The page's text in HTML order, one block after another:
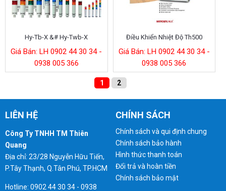
Hy-Tb-X &# Hy-Twb-X
Giá Bán: LH 0902 44 30 34 -
0938 005 366
Điều Khiển Nhiệt Độ Th500
Giá Bán: LH 0902 44 30 34 -
0938 005 366
1 2
LIÊN HỆ
Công Ty TNHH TM Thiên
Quang
Địa chỉ: 23/28 Nguyễn Hữu Tiến,
P.Tây Thạnh, Q.Tân Phú, TP.HCM
Hotline: 0902 44 30 34 - 0938
CHÍNH SÁCH
Chính sách và qui định chung
Chính sách bảo hành
Hình thức thanh toán
Đổi trả và hoàn tiền
Chính sách bảo mật